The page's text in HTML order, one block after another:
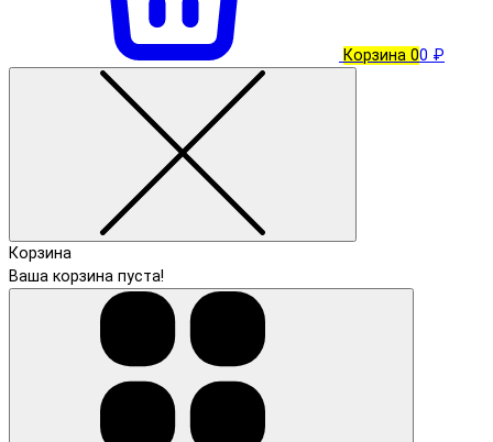
Корзина 00 ₽
Корзина
Ваша корзина пуста!